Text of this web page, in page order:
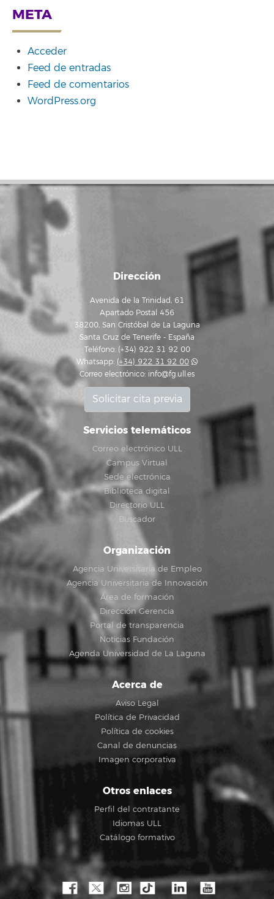
META
Acceder
Feed de entradas
Feed de comentarios
WordPress.org
Dirección
Avenida de la Trinidad, 61
Apartado Postal 456
38200, San Cristóbal de La Laguna
Santa Cruz de Tenerife - España
Teléfono: (+34) 922 31 92 00
Whatsapp: (+34) 922 31 92 00
Correo electrónico: info@fg.ull.es
Solicitar cita previa
Servicios telemáticos
Correo electrónico ULL
Campus Virtual
Sede electrónica
Biblioteca digital
Directorio ULL
Buscador
Organización
Agencia Universitaria de Empleo
Agencia Universitaria de Innovación
Área de formación
Dirección Gerencia
Portal de transparencia
Noticias Fundación
Agenda Universidad de La Laguna
Acerca de
Aviso Legal
Política de Privacidad
Política de cookies
Canal de denuncias
Imagen corporativa
Otros enlaces
Perfil del contratante
Idiomas ULL
Catálogo formativo